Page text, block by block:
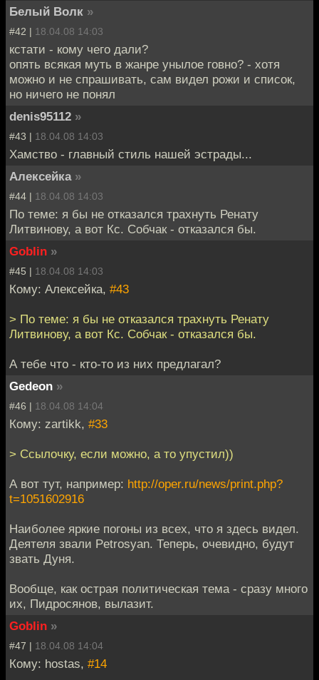
Белый Волк »
#42 | 18.04.08 14:03
кстати - кому чего дали?
опять всякая муть в жанре унылое говно? - хотя
можно и не спрашивать, сам видел рожи и список,
но ничего не понял
denis95112 »
#43 | 18.04.08 14:03
Хамство - главный стиль нашей эстрады...
Алексейка »
#44 | 18.04.08 14:03
По теме: я бы не отказался трахнуть Ренату
Литвинову, а вот Кс. Собчак - отказался бы.
Goblin »
#45 | 18.04.08 14:03
Кому: Алексейка, #43
> По теме: я бы не отказался трахнуть Ренату
Литвинову, а вот Кс. Собчак - отказался бы.
А тебе что - кто-то из них предлагал?
Gedeon »
#46 | 18.04.08 14:04
Кому: zartikk, #33
> Ссылочку, если можно, а то упустил))
А вот тут, например: http://oper.ru/news/print.php?
t=1051602916
Наиболее яркие погоны из всех, что я здесь видел.
Деятеля звали Petrosyan. Теперь, очевидно, будут
звать Дуня.
Вообще, как острая политическая тема - сразу много
их, Пидросянов, вылазит.
Goblin »
#47 | 18.04.08 14:04
Кому: hostas, #14